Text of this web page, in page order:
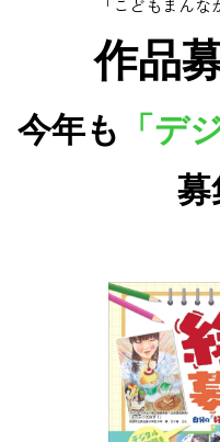
「こどもまん
作品
今年も 「デ
募